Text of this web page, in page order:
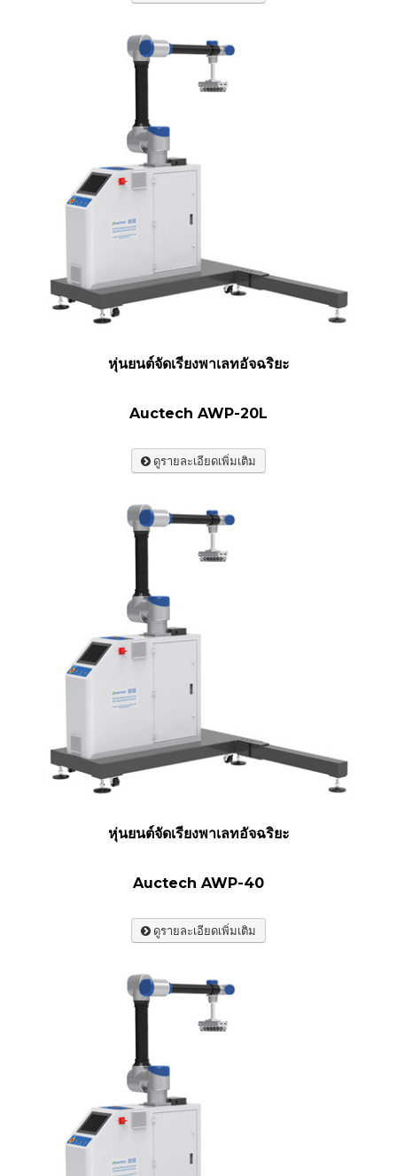
หุ่นยนต์จัดเรียงพาเลทอัจฉริยะ
Auctech AWP-20L
ดูรายละเอียดเพิ่มเติม
หุ่นยนต์จัดเรียงพาเลทอัจฉริยะ
Auctech AWP-40
ดูรายละเอียดเพิ่มเติม